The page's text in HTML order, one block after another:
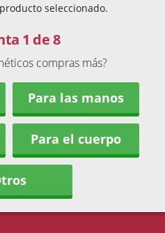
seleccionado.
1 de 8
compras más?
Para las manos
Para el cuerpo